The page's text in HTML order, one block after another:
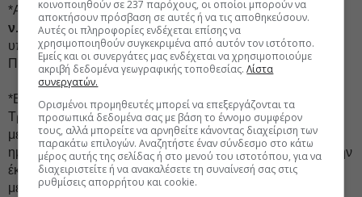
*Αποφασίστηκε ηεξαγορά των προνομιούχων μετοχών
ν. 3723/2008 του Ελληνικού Δημοσίου
από την Τράπεζα
υπό την προϋπόθεση λήψης των αναγκαίων εγκρίσεων.
Παρεσχέθησαν οι σχετικές εξουσιοδοτήσεις.
*Εγκρίθηκε η παροχή εξουσιοδότησης στο Δ.Σ. της
Τράπεζας να αυξάνει, το μετοχικό κεφάλαιο της Τράπεζας
μέχρι του 50% του μετοχικού κεφαλαίου αυτής, κατά την
ημερομηνία χορήγησης της σχετικής εξουσιοδότησης, με την
έκδοση νέων μετοχών ή ομολογιών μετατρέψιμων σε
μετοχές της Τράπεζας
κοινοποιηθούν σε 237 παρόχους, οι οποίοι μπορούν να
αποκτήσουν πρόσβαση σε αυτές ή να τις αποθηκεύσουν.
Αυτές οι πληροφορίες ενδέχεται επίσης να
χρησιμοποιηθούν συγκεκριμένα από αυτόν τον ιστότοπο.
Εμείς και οι συνεργάτες μας ενδέχεται να χρησιμοποιούμε
ακριβή δεδομένα γεωγραφικής τοποθεσίας.Λίστα
συνεργατών.
Ορισμένοι προμηθευτές μπορεί να επεξεργάζονται τα
προσωπικά δεδομένα σας με βάση το έννομο συμφέρον
τους, αλλά μπορείτε να αρνηθείτε κάνοντας διαχείριση των
παρακάτω επιλογών. Αναζητήστε έναν σύνδεσμο στο κάτω
μέρος αυτής της σελίδας ή στο μενού του ιστοτόπου, για να
διαχειριστείτε ή να ανακαλέσετε τη συναίνεσή σας στις
ρυθμίσεις απορρήτου και cookie.